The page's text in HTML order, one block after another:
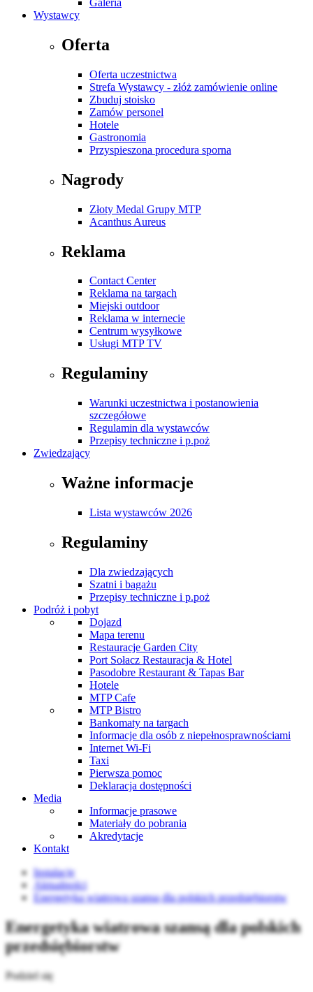
Galeria
Wystawcy
Oferta
Oferta uczestnictwa
Strefa Wystawcy - złóż zamówienie online
Zbuduj stoisko
Zamów personel
Hotele
Gastronomia
Przyspieszona procedura sporna
Nagrody
Złoty Medal Grupy MTP
Acanthus Aureus
Reklama
Contact Center
Reklama na targach
Miejski outdoor
Reklama w internecie
Centrum wysyłkowe
Usługi MTP TV
Regulaminy
Warunki uczestnictwa i postanowienia
szczegółowe
Regulamin dla wystawców
Przepisy techniczne i p.poż
Zwiedzający
Ważne informacje
Lista wystawców 2026
Regulaminy
Dla zwiedzających
Szatni i bagażu
Przepisy techniczne i p.poż
Podróż i pobyt
Dojazd
Mapa terenu
Restauracje Garden City
Port Sołacz Restauracja & Hotel
Pasodobre Restaurant & Tapas Bar
Hotele
MTP Cafe
MTP Bistro
Bankomaty na targach
Informacje dla osób z niepełnosprawnościami
Internet Wi-Fi
Taxi
Pierwsza pomoc
Deklaracja dostępności
Media
Informacje prasowe
Materiały do pobrania
Akredytacje
Kontakt
Instalacje
Aktualności
Energetyka wiatrowa szansą dla polskich przedsiębiorstw
Energetyka wiatrowa szansą dla polskich
przedsiębiorstw
Podziel się